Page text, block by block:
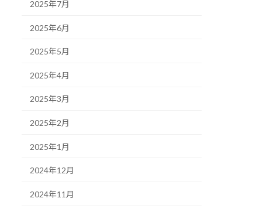
2025年7月
2025年6月
2025年5月
2025年4月
2025年3月
2025年2月
2025年1月
2024年12月
2024年11月